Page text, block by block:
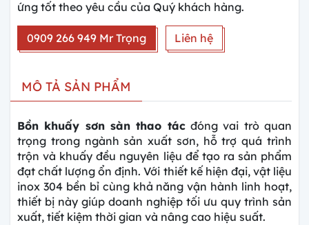
ứng tốt theo yêu cầu của Quý khách hàng.
0909 266 949 Mr Trọng Liên hệ
MÔ TẢ SẢN PHẨM
Bồn khuấy sơn sàn thao tácđóng vai trò quan
trọng trong ngành sản xuất sơn, hỗ trợ quá trình
trộn và khuấy đều nguyên liệu để tạo ra sản phẩm
đạt chất lượng ổn định. Với thiết kế hiện đại, vật liệu
inox 304 bền bỉ cùng khả năng vận hành linh hoạt,
thiết bị này giúp doanh nghiệp tối ưu quy trình sản
xuất, tiết kiệm thời gian và nâng cao hiệu suất.